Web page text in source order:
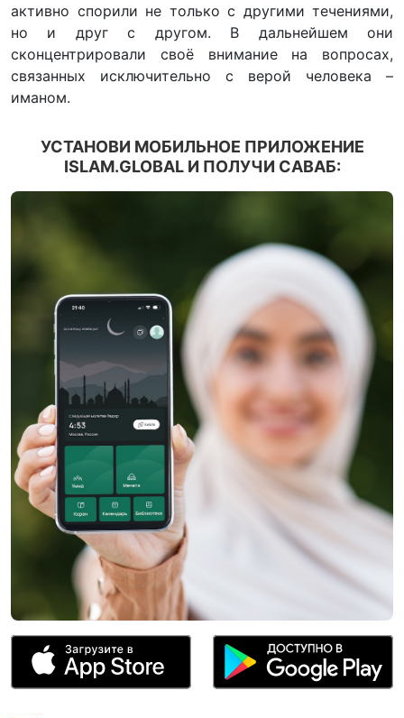
активно спорили не только с другими течениями,
но и друг с другом. В дальнейшем они
сконцентрировали своё внимание на вопросах,
связанных исключительно с верой человека –
иманом.
УСТАНОВИ МОБИЛЬНОЕ ПРИЛОЖЕНИЕ
ISLAM.GLOBAL И ПОЛУЧИ САВАБ: